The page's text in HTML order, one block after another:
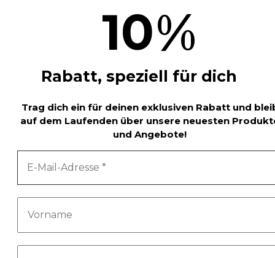
10%
Rabatt, speziell für dich
Trag dich ein für deinen exklusiven Rabatt und
auf dem Laufenden über unsere neuesten
und Angebote!